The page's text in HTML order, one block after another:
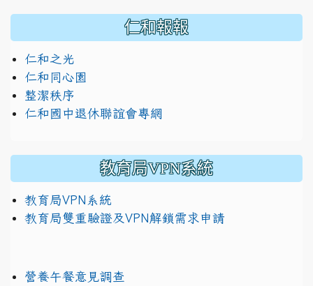
仁和報報
仁和之光
仁和同心園
整潔秩序
仁和國中退休聯誼會專網
教育局VPN系統
教育局VPN系統
教育局雙重驗證及VPN解鎖需求申請
營養午餐意見調查